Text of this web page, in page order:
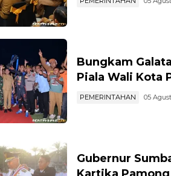
Pemko dan
Piala Wali Kota